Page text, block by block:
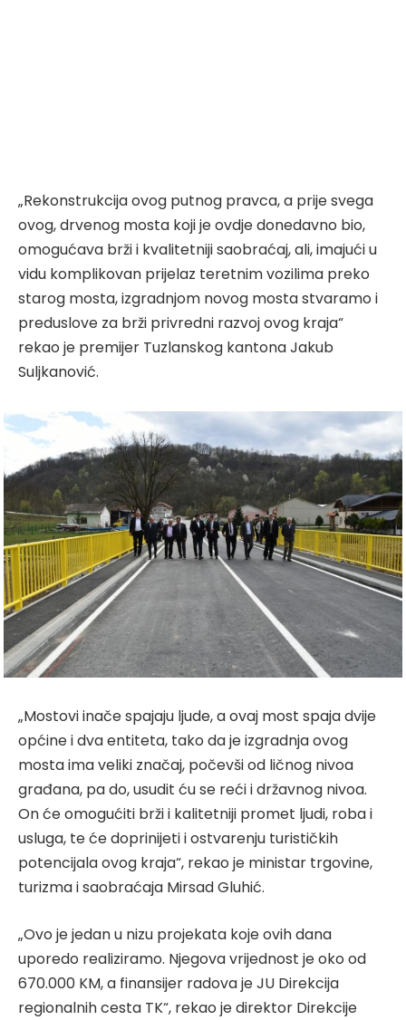
„Rekonstrukcija ovog putnog pravca, a prije svega
ovog, drvenog mosta koji je ovdje donedavno bio,
omogućava brži i kvalitetniji saobraćaj, ali, imajući u
vidu komplikovan prijelaz teretnim vozilima preko
starog mosta, izgradnjom novog mosta stvaramo i
preduslove za brži privredni razvoj ovog kraja“
rekao je premijer Tuzlanskog kantona Jakub
Suljkanović.
„Mostovi inače spajaju ljude, a ovaj most spaja dvije
općine i dva entiteta, tako da je izgradnja ovog
mosta ima veliki značaj, počevši od ličnog nivoa
građana, pa do, usudit ću se reći i državnog nivoa.
On će omogućiti brži i kalitetniji promet ljudi, roba i
usluga, te će doprinijeti i ostvarenju turističkih
potencijala ovog kraja“, rekao je ministar trgovine,
turizma i saobraćaja Mirsad Gluhić.
„Ovo je jedan u nizu projekata koje ovih dana
uporedo realiziramo. Njegova vrijednost je oko od
670.000 KM, a finansijer radova je JU Direkcija
regionalnih cesta TK“, rekao je direktor Direkcije